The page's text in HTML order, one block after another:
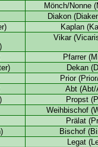
Mönch/Nonne
Diakon
Kaplan
Vikar
Pfarrer
Dekan
Prior
Abt (Abt/
Propst
Weihbischof
Prälat
Bischof
Legat